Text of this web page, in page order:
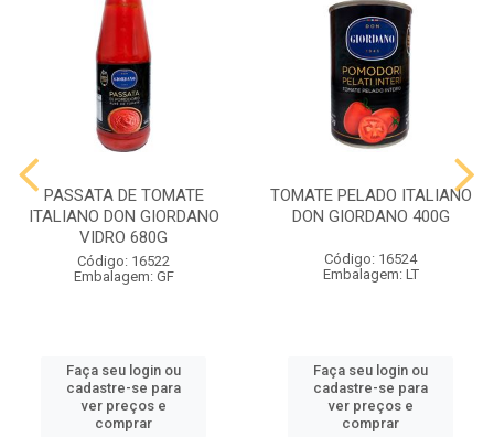
PASSATA DE TOMATE
ITALIANO DON GIORDANO
VIDRO 680G
Código: 16522
Embalagem: GF
Faça seu login ou
cadastre-se para
ver preços e
comprar
TOMATE PELADO ITALIANO
DON GIORDANO 400G
Código: 16524
Embalagem: LT
Faça seu login ou
cadastre-se para
ver preços e
comprar